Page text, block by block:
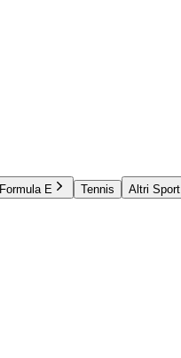
Formula E Tennis Altri Sport